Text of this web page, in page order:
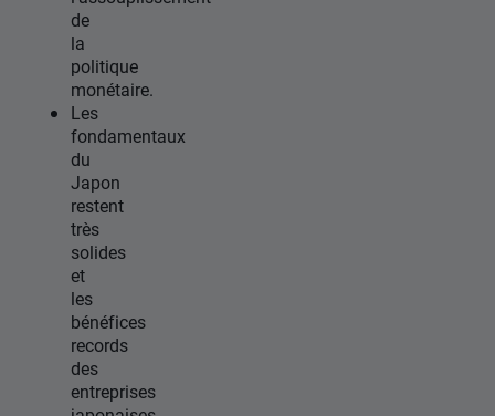
de
la
politique
monétaire.
Les
fondamentaux
du
Japon
restent
très
solides
et
les
bénéfices
records
des
entreprises